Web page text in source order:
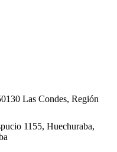
Las Condes, Región
1155, Huechuraba,